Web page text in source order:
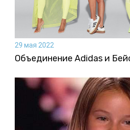
29 мая 2022
Объединение Adidas и